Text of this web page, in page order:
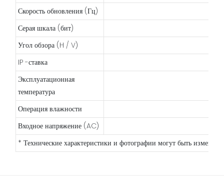
Скорость обновления (Гц)
Серая шкала (бит)
Угол обзора (H / V)
IP -ставка
Эксплуатационная
температура
Операция влажности
Входное напряжение (AC)
* Технические характеристики и фотографии могут быть